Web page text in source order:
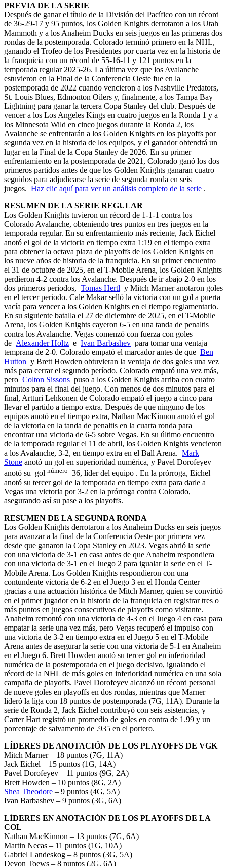
PREVIA DE LA SERIE
Después de ganar el título de la División del Pacífico con un récord
de 36-29-17 y 95 puntos, los Golden Knights derrotaron a los Utah
Mammoth y a los Anaheim Ducks en seis juegos en las primeras dos
rondas de la postemporada. Colorado terminó primero en la NHL,
ganando el Trofeo de los Presidentes por cuarta vez en la historia de
la franquicia con un récord de 55-16-11 y 121 puntos en la
temporada regular 2025-26. La última vez que los Avalanche
estuvieron en la Final de la Conferencia Oeste fue en la
postemporada de 2022 cuando vencieron a los Nashville Predators,
St. Louis Blues, Edmonton Oilers y, finalmente, a los Tampa Bay
Lightning para ganar la tercera Copa Stanley del club. Después de
vencer a los Los Angeles Kings en cuatro juegos en la Ronda 1 y a
los Minnesota Wild en cinco juegos durante la Ronda 2, los
Avalanche se enfrentarán a los Golden Knights en los playoffs por
segunda vez en la historia de los equipos, y el ganador obtendrá un
lugar en la Final de la Copa Stanley de 2026. En su primer
enfrentamiento en la postemporada de 2021, Colorado ganó los dos
primeros partidos antes de que los Golden Knights ganaran cuatro
seguidos para adjudicarse la serie de segunda ronda en seis
juegos. Haz clic aquí para ver un análisis completo de la serie .
RESUMEN DE LA SERIE REGULAR
Los Golden Knights tuvieron un récord de 1-1-1 contra los
Colorado Avalanche, obteniendo tres puntos en tres juegos en la
temporada regular. En su enfrentamiento más reciente, Jack Eichel
anotó el gol de la victoria en tiempo extra 1:19 en el tiempo extra
para obtener la octava plaza de playoffs de los Golden Knights en
los nueve años de historia de la franquicia. En su primer encuentro
el 31 de octubre de 2025, en el T-Mobile Arena, los Golden Knights
perdieron 4-2 contra los Avalanche. Después de ir abajo 2-0 en los
dos primeros periodos, Tomas Hertl y Mitch Marner anotaron goles
en el tercer periodo. Cale Makar selló la victoria con un gol a puerta
vacía para vencer a los Golden Knights en el tiempo reglamentario.
En su siguiente batalla el 27 de diciembre de 2025, en el T-Mobile
Arena, los Golden Knights cayeron 6-5 en una tanda de penaltis
contra los Avalanche. Vegas comenzó con fuerza con goles
de Alexander Holtz e Ivan Barbashev para tomar una ventaja
temprana de 2-0. Colorado empató el marcador antes de que Ben
Hutton y Brett Howden obtuvieran la ventaja de dos goles una vez
más para cerrar el segundo período. Colorado empató una vez más,
pero Colton Sissons puso a los Golden Knights arriba con cuatro
minutos para el final del juego. Con menos de dos minutos para el
final, Artturi Lehkonen de Colorado empató el juego a cinco para
llevar el partido a tiempo extra. Después de que ninguno de los
equipos anotó en el tiempo extra, Nathan MacKinnon anotó el gol
de la victoria en la tanda de penaltis en la cuarta ronda para
encontrar una victoria de 6-5 sobre Vegas. En su último encuentro
de la temporada regular el 11 de abril, los Golden Knights vencieron
a los Avalanche, 3-2, en tiempo extra en el Ball Arena. Mark
Stone anotó un gol en superioridad numérica, y Pavel Dorofeyev
anotó su gol número 36, líder del equipo . En la prórroga, Eichel
anotó su tercer gol de la temporada en tiempo extra para darle a
Vegas una victoria por 3-2 en la prórroga contra Colorado,
asegurando así su pase a los playoffs.
RESUMEN DE LA SEGUNDA RONDA
Los Golden Knights derrotaron a los Anaheim Ducks en seis juegos
para avanzar a la final de la Conferencia Oeste por primera vez
desde que ganaron la Copa Stanley en 2023. Vegas abrió la serie
con una victoria de 3-1 en casa antes de que Anaheim respondiera
con una victoria de 3-1 en el Juego 2 para igualar la serie en el T-
Mobile Arena. Los Golden Knights respondieron con una
contundente victoria de 6-2 en el Juego 3 en el Honda Center
gracias a una actuación histórica de Mitch Marner, quien se convirtió
en el primer jugador en la historia de la franquicia en registrar tres o
más puntos en juegos consecutivos de playoffs como visitante.
Anaheim remontó con una victoria de 4-3 en el Juego 4 en casa para
empatar la serie una vez más, pero Vegas recuperó el impulso con
una victoria de 3-2 en tiempo extra en el Juego 5 en el T-Mobile
Arena antes de asegurar la serie con una victoria de 5-1 en Anaheim
en el Juego 6. Brett Howden anotó su tercer gol en inferioridad
numérica de la postemporada en el juego decisivo, igualando el
récord de la NHL de más goles en inferioridad numérica en una sola
campaña de playoffs. Pavel Dorofeyev alcanzó un récord personal
de nueve goles en playoffs en dos rondas, mientras que Marner
lideró la liga con 18 puntos de postemporada (7G, 11A). Durante la
serie de Ronda 2, Jack Eichel contribuyó con seis asistencias, y
Carter Hart registró un promedio de goles en contra de 1.99 y un
porcentaje de salvamento de .935 en el portero.
LÍDERES DE ANOTACIÓN DE LOS PLAYOFFS DE VGK
​​Mitch Marner – 18 puntos (7G, 11A)
Jack Eichel – 15 puntos (1G, 14A)
Pavel Dorofeyev – 11 puntos (9G, 2A)
Brett Howden – 10 puntos (8G, 2A)
Shea Theodore – 9 puntos (4G, 5A)
Ivan Barbashev – 9 puntos (3G, 6A)
LÍDERES EN ANOTACIÓN DE LOS PLAYOFFS DE LA
COL
Nathan MacKinnon – 13 puntos (7G, 6A)
Martin Necas – 11 puntos (1G, 10A)
Gabriel Landeskog – 8 puntos (3G, 5A)
Devon Toews – 8 puntos (2G, 6A)